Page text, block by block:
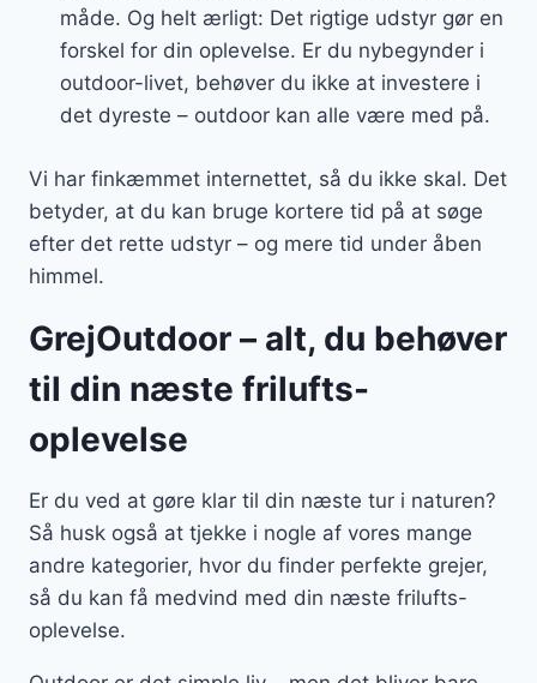
måde. Og helt ærligt: Det rigtige udstyr gør en
forskel for din oplevelse. Er du nybegynder i
outdoor-livet, behøver du ikke at investere i
det dyreste – outdoor kan alle være med på.
Vi har finkæmmet internettet, så du ikke skal. Det
betyder, at du kan bruge kortere tid på at søge
efter det rette udstyr – og mere tid under åben
himmel.
GrejOutdoor – alt, du behøver
til din næste frilufts-
oplevelse
Er du ved at gøre klar til din næste tur i naturen?
Så husk også at tjekke i nogle af vores mange
andre kategorier, hvor du finder perfekte grejer,
så du kan få medvind med din næste frilufts-
oplevelse.